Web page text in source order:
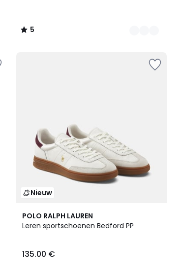
5
/
Nieuw
POLO RALPH LAUREN
Leren sportschoenen Bedford PP
135.00 €